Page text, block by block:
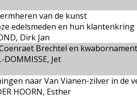
van de kunst
edelsmeden en hun klantenkring
Dirk Jan
Brechtel en
DOMMISSE, Jet
naar Van Vianen-zilver in de
HOORN, Esther